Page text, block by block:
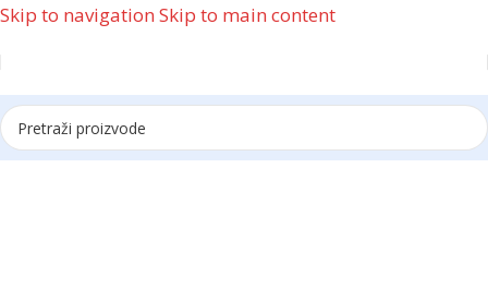
Skip to navigation Skip to main content
Reklama